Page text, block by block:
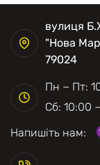
вулиця
"Нова
79024
Пн − Пт:
Сб: 10:00
Напишіть нам: